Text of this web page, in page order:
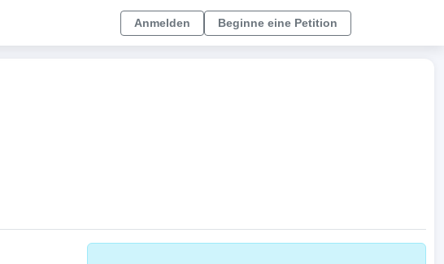
Anmelden Beginne eine Petition